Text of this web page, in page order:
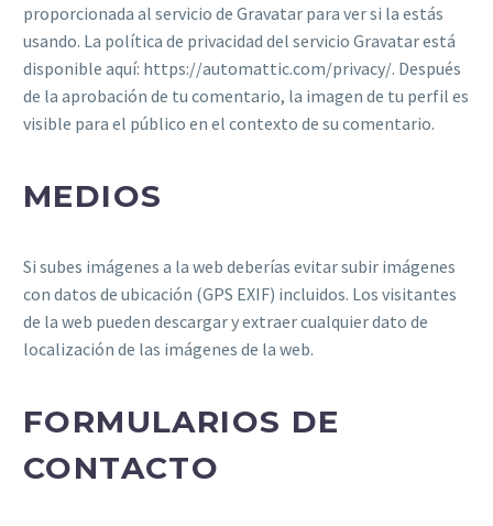
proporcionada al servicio de Gravatar para ver si la estás
usando. La política de privacidad del servicio Gravatar está
disponible aquí: https://automattic.com/privacy/. Después
de la aprobación de tu comentario, la imagen de tu perfil es
visible para el público en el contexto de su comentario.
MEDIOS
Si subes imágenes a la web deberías evitar subir imágenes
con datos de ubicación (GPS EXIF) incluidos. Los visitantes
de la web pueden descargar y extraer cualquier dato de
localización de las imágenes de la web.
FORMULARIOS DE
CONTACTO